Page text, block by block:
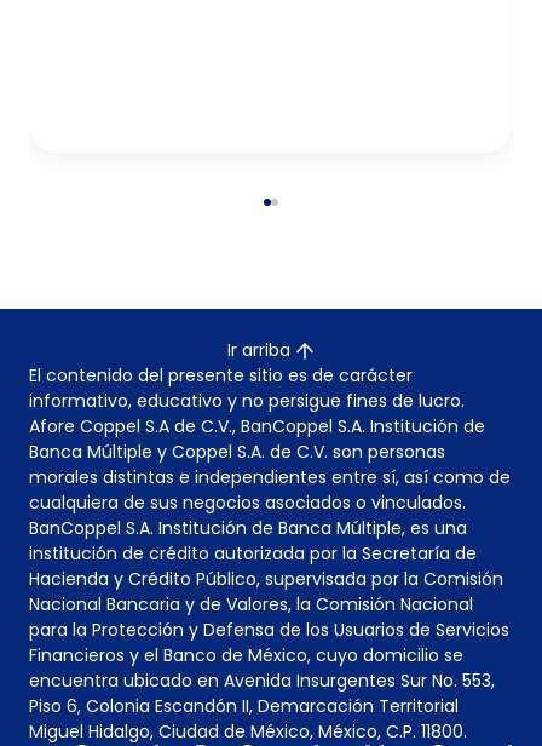
Ir arriba
El contenido del presente sitio es de carácter
informativo, educativo y no persigue fines de lucro.
Afore Coppel S.A de C.V., BanCoppel S.A. Institución de
Banca Múltiple y Coppel S.A. de C.V. son personas
morales distintas e independientes entre sí, así como de
cualquiera de sus negocios asociados o vinculados.
BanCoppel S.A. Institución de Banca Múltiple, es una
institución de crédito autorizada por la Secretaría de
Hacienda y Crédito Público, supervisada por la Comisión
Nacional Bancaria y de Valores, la Comisión Nacional
para la Protección y Defensa de los Usuarios de Servicios
Financieros y el Banco de México, cuyo domicilio se
encuentra ubicado en Avenida Insurgentes Sur No. 553,
Piso 6, Colonia Escandón II, Demarcación Territorial
Miguel Hidalgo, Ciudad de México, México, C.P. 11800.